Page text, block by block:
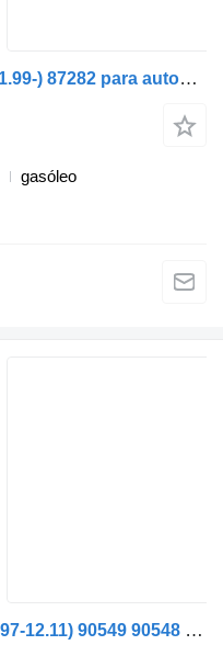
Filtro secador Haldex B12M (01.99-) 87282 para autocarro Volvo B6, B7, B9, B10, B12 bus (1978-2011)
gasóleo
Filtro secador Volvo B12B (01.97-12.11) 90549 90548 para autocarro Volvo B6, B7, B9, B10, B12 bus (1978-2011)